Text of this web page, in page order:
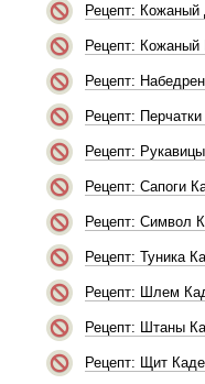
Рецепт: Кожаный
Рецепт:
Рецепт:
Рецепт:
Рецепт:
Рецепт: Сапоги
Рецепт: Символ
Рецепт: Туника
Рецепт: Шлем
Рецепт: Штаны
Рецепт: Щит